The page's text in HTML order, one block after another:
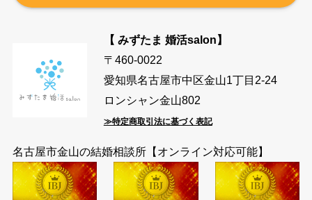
【 みずたま 婚活salon】
〒460-0022
愛知県名古屋市中区金山1丁目2-24
ロンシャン金山802
≫特定商取引法に基づく表記
名古屋市金山の結婚相談所【オンライン対応可能】